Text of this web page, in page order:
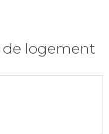
de logement